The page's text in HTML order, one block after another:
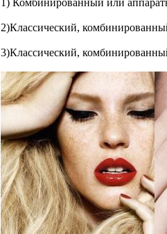
2)Классический,
3)Классический,